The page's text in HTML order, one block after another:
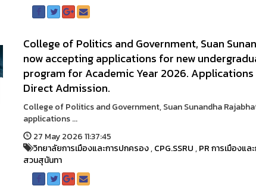
College of Politics and Government, Suan
now accepting applications for new
program for Academic Year 2026.
Direct Admission.
College of Politics and Government, Suan Sunandha
applications ...
27 May 2026 11:37:45
วิทยาลัยการเมืองและการปกครอง,CPG.SSRU,PR การเมืองแ
สวนสุนันทา